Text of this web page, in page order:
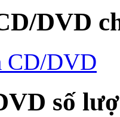
DVD
CD/DVD
số